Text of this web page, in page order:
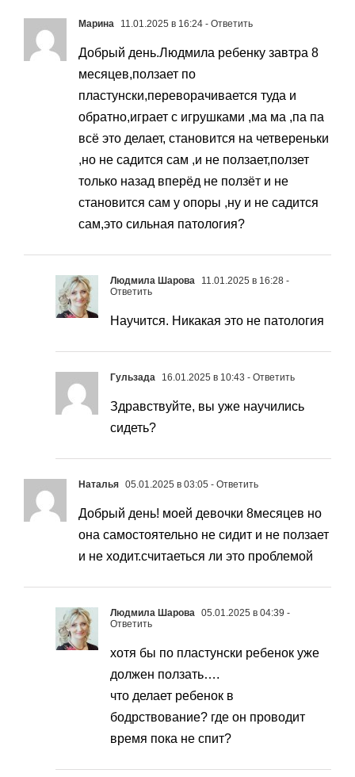
Марина 11.01.2025 в 16:24 - Ответить
Добрый день.Людмила ребенку завтра 8
месяцев,ползает по
пластунски,переворачивается туда и
обратно,играет с игрушками ,ма ма ,па па
всё это делает, становится на четвереньки
,но не садится сам ,и не ползает,ползет
только назад вперёд не ползёт и не
становится сам у опоры ,ну и не садится
сам,это сильная патология?
Людмила Шарова 11.01.2025 в 16:28 -
Ответить
Научится. Никакая это не патология
Гульзада 16.01.2025 в 10:43 - Ответить
Здравствуйте, вы уже научились
сидеть?
Наталья 05.01.2025 в 03:05 - Ответить
Добрый день! моей девочки 8месяцев но
она самостоятельно не сидит и не ползает
и не ходит.считаеться ли это проблемой
Людмила Шарова 05.01.2025 в 04:39 -
Ответить
хотя бы по пластунски ребенок уже
должен ползать….
что делает ребенок в
бодрствование? где он проводит
время пока не спит?